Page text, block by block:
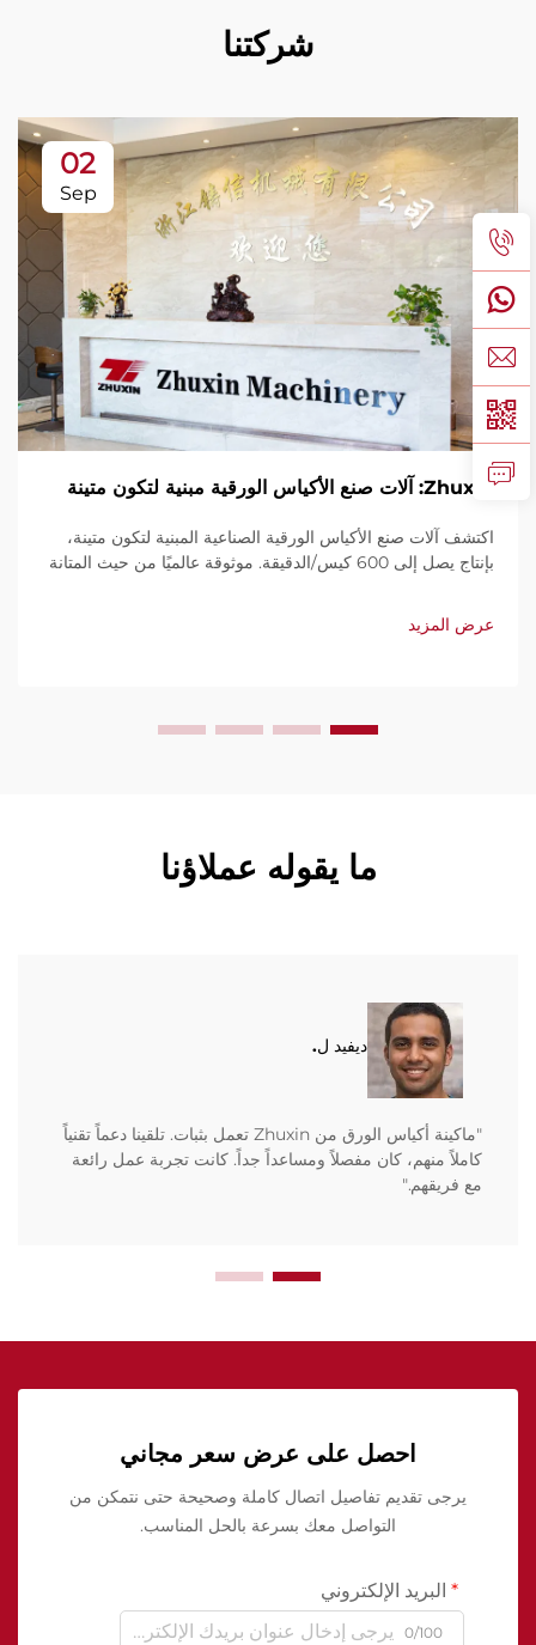
شركتنا
02
Sep
Zhuxin: آلات صنع الأكياس الورقية مبنية لتكون متينة
اكتشف آلات صنع الأكياس الورقية الصناعية المبنية لتكون متينة،
بإنتاج يصل إلى 600 كيس/الدقيقة. موثوقة عالميًا من حيث المتانة
وخدمة سريعة. اطلب عرض سعر اليوم.
عرض المزيد
ما يقوله عملاؤنا
ديفيد ل.
"ماكينة أكياس الورق من Zhuxin تعمل بثبات. تلقينا دعماً تقنياً
كاملاً منهم، كان مفصلاً ومساعداً جداً. كانت تجربة عمل رائعة
مع فريقهم."
احصل على عرض سعر مجاني
يرجى تقديم تفاصيل اتصال كاملة وصحيحة حتى نتمكن من
التواصل معك بسرعة بالحل المناسب.
البريد الإلكتروني
0/100